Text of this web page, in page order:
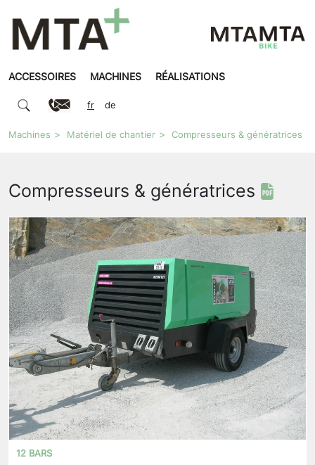
ACCESSOIRES MACHINES RÉALISATIONS
fr de
Machines Matériel de chantier Compresseurs & génératrices
Compresseurs & génératrices
12 BARS